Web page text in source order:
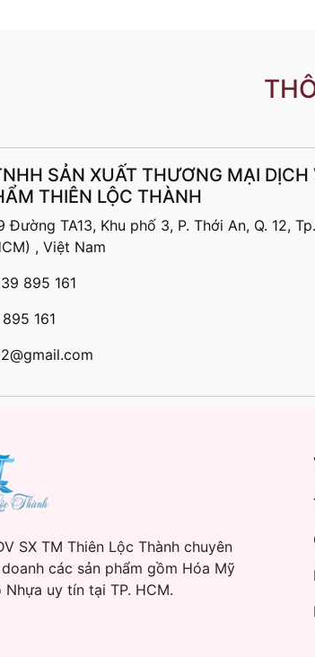
SẢN XUẤT THƯƠNG MẠI DỊCH
THIÊN LỘC THÀNH
Đường TA13, Khu phố 3, P. Thới An, Q. 12,
, Việt Nam
895 161
161
SX TM Thiên Lộc Thành chuyên
các sản phẩm gồm Hóa Mỹ
Nhựa uy tín tại TP. HCM.